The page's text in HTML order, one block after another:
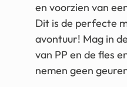
en voorzien van
Dit is de perfecte
avontuur! Mag in
van PP en de fles
nemen geen